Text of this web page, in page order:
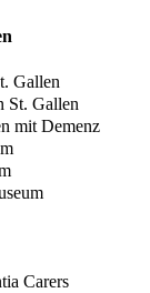
Gallen
St. Gallen
mit Demenz
Carers